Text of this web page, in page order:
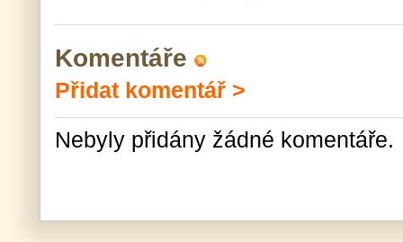
Komentáře
Přidat komentář >
Nebyly přidány žádné komentáře.